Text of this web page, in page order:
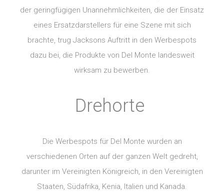
der geringfügigen Unannehmlichkeiten, die der Einsatz
eines Ersatzdarstellers für eine Szene mit sich
brachte, trug Jacksons Auftritt in den Werbespots
dazu bei, die Produkte von Del Monte landesweit
wirksam zu bewerben.
Drehorte
Die Werbespots für Del Monte wurden an
verschiedenen Orten auf der ganzen Welt gedreht,
darunter im Vereinigten Königreich, in den Vereinigten
Staaten, Südafrika, Kenia, Italien und Kanada.